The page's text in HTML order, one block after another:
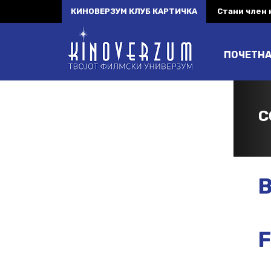
КИНОВЕРЗУМ КЛУБ КАРТИЧКА Стани член
ПОЧЕТНА